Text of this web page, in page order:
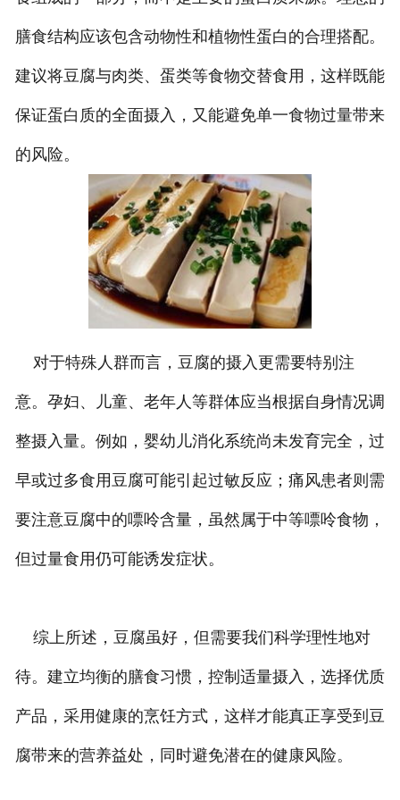
膳食结构应该包含动物性和植物性蛋白的合理搭配。
建议将豆腐与肉类、蛋类等食物交替食用，这样既能
保证蛋白质的全面摄入，又能避免单一食物过量带来
的风险。
对于特殊人群而言，豆腐的摄入更需要特别注
意。孕妇、儿童、老年人等群体应当根据自身情况调
整摄入量。例如，婴幼儿消化系统尚未发育完全，过
早或过多食用豆腐可能引起过敏反应；痛风患者则需
要注意豆腐中的嘌呤含量，虽然属于中等嘌呤食物，
但过量食用仍可能诱发症状。
综上所述，豆腐虽好，但需要我们科学理性地对
待。建立均衡的膳食习惯，控制适量摄入，选择优质
产品，采用健康的烹饪方式，这样才能真正享受到豆
腐带来的营养益处，同时避免潜在的健康风险。